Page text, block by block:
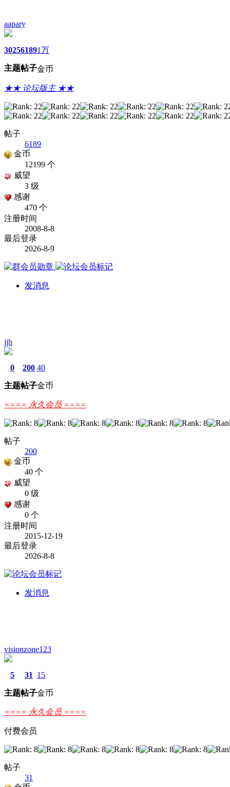
aapary
3025
主题
6189
帖子
1万
金币
★★ 论坛版主 ★★
帖子
6189
金币
12199 个
威望
3 级
感谢
470 个
注册时间
2008-8-8
最后登录
2026-8-9
发消息
jjh
0
主题
200
帖子
40
金币
==== 永久会员 ====
帖子
200
金币
40 个
威望
0 级
感谢
0 个
注册时间
2015-12-19
最后登录
2026-8-8
发消息
visionzone123
5
主题
31
帖子
15
金币
==== 永久会员 ====
付费会员
帖子
31